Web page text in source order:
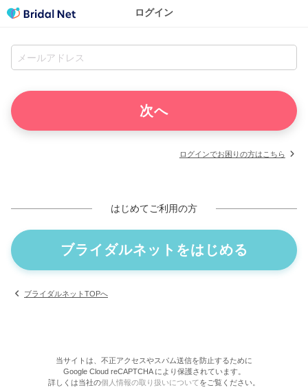
ログイン
ログインでお困りの方はこちら
はじめてご利用の方
ブライダルネットをはじめる
ブライダルネットTOPへ
当サイトは、不正アクセスやスパム送信を防止するために
Google Cloud reCAPTCHA により保護されています。
詳しくは当社の個人情報の取り扱いについてをご覧ください。